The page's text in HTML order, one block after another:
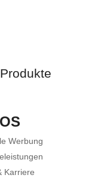
Werbung
Karriere